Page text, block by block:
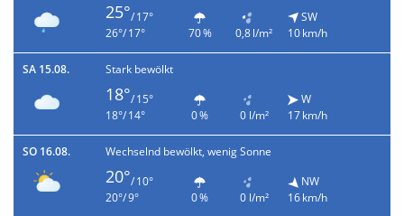
25°/ 17°
26°/ 17°
70 % 0,8 l/m²
SW
10 km/h
SA 15.08. Stark bewölkt
18°/ 15°
18°/ 14°
0 % 0 l/m²
W
17 km/h
SO 16.08. Wechselnd bewölkt, wenig Sonne
20°/ 10°
20°/ 9°
0 % 0 l/m²
NW
16 km/h